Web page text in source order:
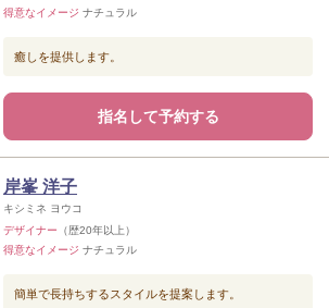
得意なイメージ ナチュラル
癒しを提供します。
指名して予約する
岸峯 洋子
キシミネ ヨウコ
デザイナー （歴20年以上）
得意なイメージ ナチュラル
簡単で長持ちするスタイルを提案します。